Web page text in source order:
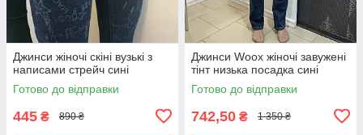
Джинси жіночі скіні вузькі з
написами стрейч сині
Готово до відправки
445 ₴ 890 ₴
Джинси Woox жіночі завужені
тінт низька посадка сині
Готово до відправки
742,50 ₴ 1 350 ₴